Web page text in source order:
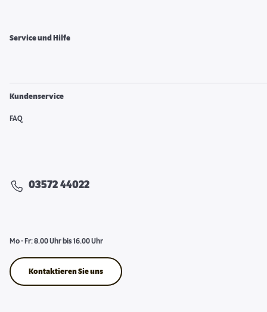
Service und Hilfe
Kundenservice
FAQ
03572 44022
Mo - Fr: 8.00 Uhr bis 16.00 Uhr
Kontaktieren Sie uns